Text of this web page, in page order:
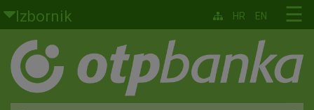
Skoči na glavni sadržaj
Izbornik
Građani
Privatno bankarstvo
☰
HR EN